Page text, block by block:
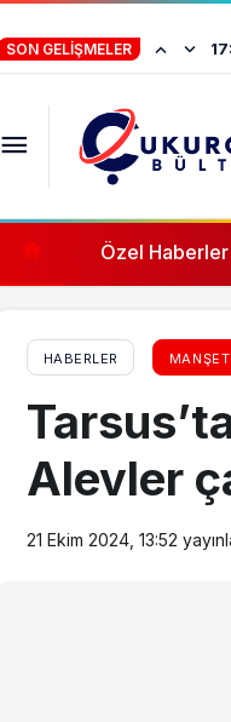
SON GELIŞMELER
Özel Haberler
HABERLER MANŞET
Alevler
21 Ekim 2024, 13:52
Niğde’de 5’i çocuk 7